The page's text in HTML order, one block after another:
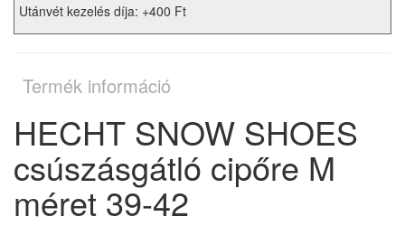
Utánvét kezelés díja: +400 Ft
Termék információ
HECHT SNOW SHOES
csúszásgátló cipőre M
méret 39-42